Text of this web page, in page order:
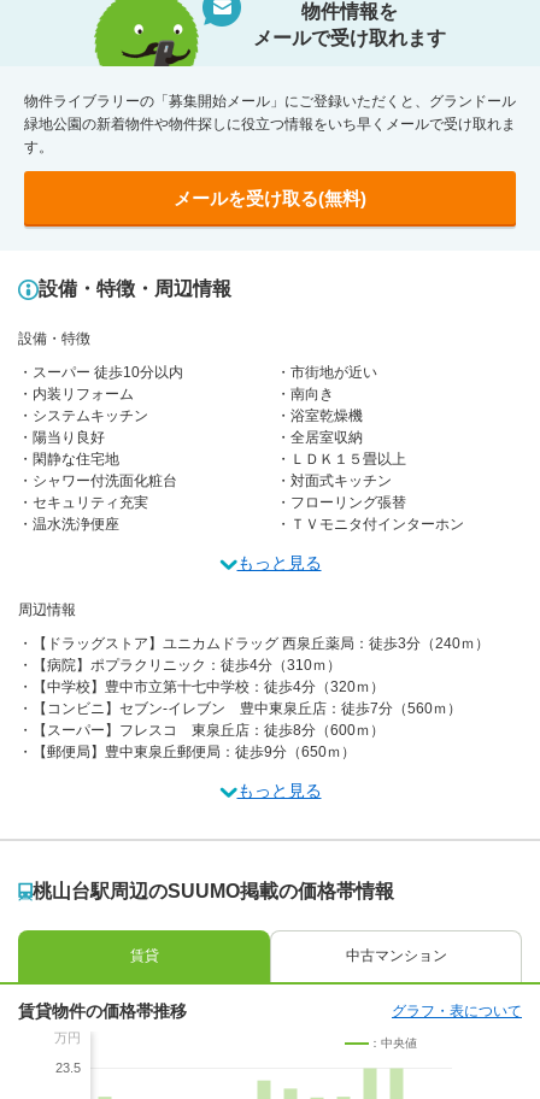
物件情報を
メールで受け取れます
物件ライブラリーの「募集開始メール」にご登録いただくと、グランドール
緑地公園の新着物件や物件探しに役立つ情報をいち早くメールで受け取れま
す。
メールを受け取る(無料)
設備・特徴・周辺情報
設備・特徴
スーパー 徒歩10分以内
市街地が近い
内装リフォーム
南向き
システムキッチン
浴室乾燥機
陽当り良好
全居室収納
閑静な住宅地
ＬＤＫ１５畳以上
シャワー付洗面化粧台
対面式キッチン
セキュリティ充実
フローリング張替
温水洗浄便座
ＴＶモニタ付インターホン
もっと見る
周辺情報
【ドラッグストア】ユニカムドラッグ 西泉丘薬局：徒歩3分（240ｍ）
【病院】ポプラクリニック：徒歩4分（310ｍ）
【中学校】豊中市立第十七中学校：徒歩4分（320ｍ）
【コンビニ】セブン-イレブン 豊中東泉丘店：徒歩7分（560ｍ）
【スーパー】フレスコ 東泉丘店：徒歩8分（600ｍ）
【郵便局】豊中東泉丘郵便局：徒歩9分（650ｍ）
もっと見る
桃山台駅周辺のSUUMO掲載の価格帯情報
賃貸 中古マンション
賃貸物件の価格帯推移 グラフ・表について
万円
23.5
：中央値